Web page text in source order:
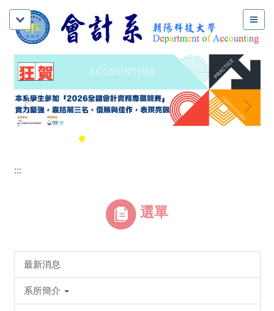
:::
選單
最新消息
系所簡介